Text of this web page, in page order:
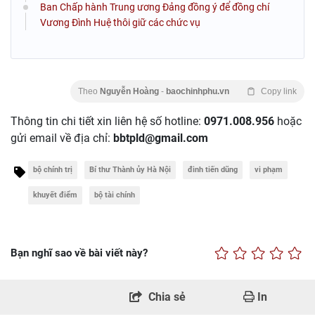
Ban Chấp hành Trung ương Đảng đồng ý để đồng chí
Vương Đình Huệ thôi giữ các chức vụ
Theo Nguyễn Hoàng - baochinhphu.vn Copy link
Thông tin chi tiết xin liên hệ số hotline: 0971.008.956 hoặc
gửi email về địa chỉ: bbtpld@gmail.com
bộ chính trị Bí thư Thành ủy Hà Nội đinh tiến dũng vi phạm
khuyết điểm bộ tài chính
Bạn nghĩ sao về bài viết này?
Chia sẻ In